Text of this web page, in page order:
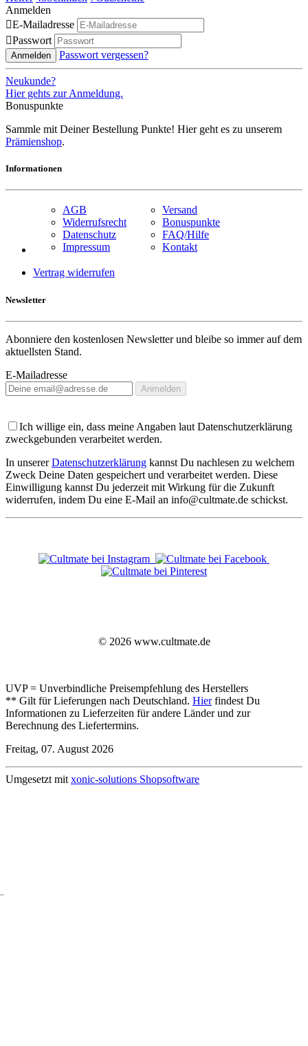
Anmelden
E-Mailadresse
Passwort
Anmelden Passwort vergessen?
Neukunde?
Hier gehts zur Anmeldung.
Bonuspunkte
Sammle mit Deiner Bestellung Punkte! Hier geht es zu unserem
Prämienshop.
Informationen
AGB
Widerrufsrecht
Datenschutz
Impressum
Versand
Bonuspunkte
FAQ/Hilfe
Kontakt
Vertrag widerrufen
Newsletter
Abonniere den kostenlosen Newsletter und bleibe so immer auf dem
aktuellsten Stand.
E-Mailadresse
Anmelden
Ich willige ein, dass meine Angaben laut Datenschutzerklärung
zweckgebunden verarbeitet werden.
In unsererDatenschutzerklärung kannst Du nachlesen zu welchem
Zweck Deine Daten gespeichert und verarbeitet werden. Diese
Einwilligung kannst Du jederzeit mit Wirkung für die Zukunft
widerrufen, indem Du eine E-Mail an info@cultmate.de schickst.
© 2026 www.cultmate.de
UVP = Unverbindliche Preisempfehlung des Herstellers
** Gilt für Lieferungen nach Deutschland. Hierfindest Du
Informationen zu Lieferzeiten für andere Länder und zur
Berechnung des Liefertermins.
Freitag, 07. August 2026
Umgesetzt mit xonic-solutions Shopsoftware